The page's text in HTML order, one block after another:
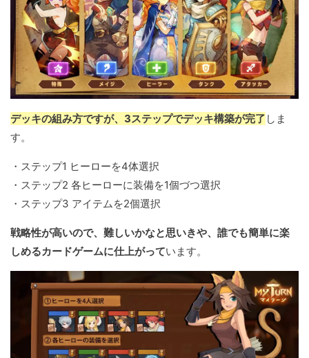
デッキの組み方ですが、3ステップでデッキ構築が完了 しま
す。
・ステップ1 ヒーローを4体選択
・ステップ2 各ヒーローに装備を1個づつ選択
・ステップ3 アイテムを2個選択
戦略性が高いので、難しいかなと思いきや、誰でも簡単に楽
しめるカードゲームに仕上がっています。